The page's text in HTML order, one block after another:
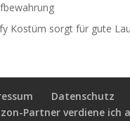
Kostüm sorgt für gute
Datenschutz
Partner verdiene ich